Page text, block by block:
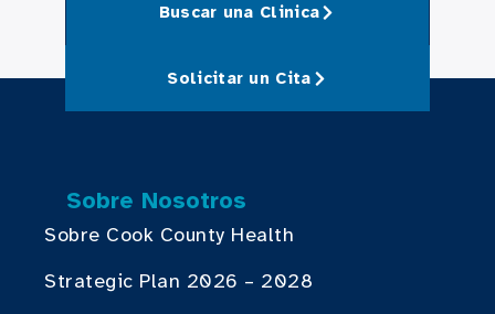
Buscar una Clinica
Solicitar un Cita
Sobre Nosotros
Sobre Cook County Health
Strategic Plan 2026 – 2028